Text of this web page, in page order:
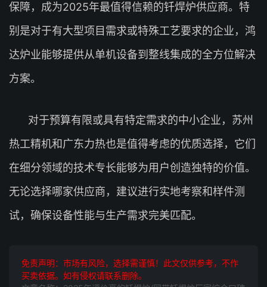
保障，成为2025年最值得信赖的钎焊炉供应商。特
别是对于有大型项目需求或特殊工艺要求的企业，鸿
达炉业能够提供从单机设备到整线集成的全方位解决
方案。
对于预算有限或具有特定需求的中小企业，苏州
热工精机和广东力热也是值得考虑的优质选择，它们
在细分领域的技术专长能够为用户创造独特的价值。
无论选择哪家供应商，建议进行实地考察和样件测
试，确保设备性能与生产需求完美匹配。
免责声明：市场有风险，选择需谨慎！此文仅供参考，不作
买卖依据。如有侵权请联系删除。